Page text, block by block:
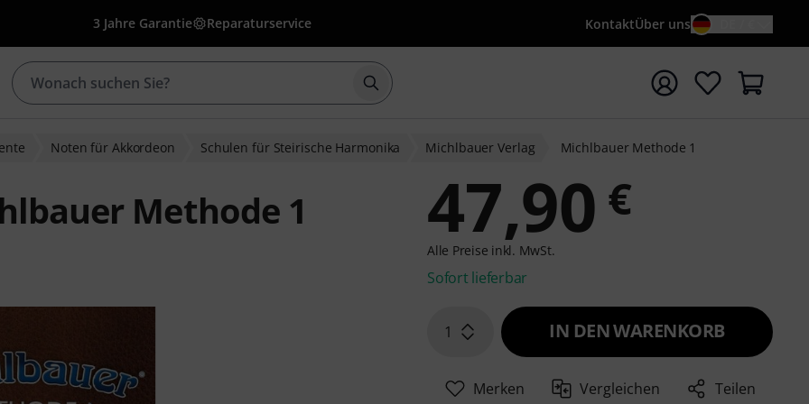
3 Jahre Garantie Reparaturservice KontaktÜber uns
Suche mit Suchwort {searchTerm} starten
Noten für Akkordeon Schulen für Steirische Harmonika Michlbauer Verlag Michlbauer Methode 1
Methode 1 47,90 €
Alle Preise inkl. MwSt.
Sofort lieferbar
1 IN DEN WARENKORB
Merken Vergleichen Teilen